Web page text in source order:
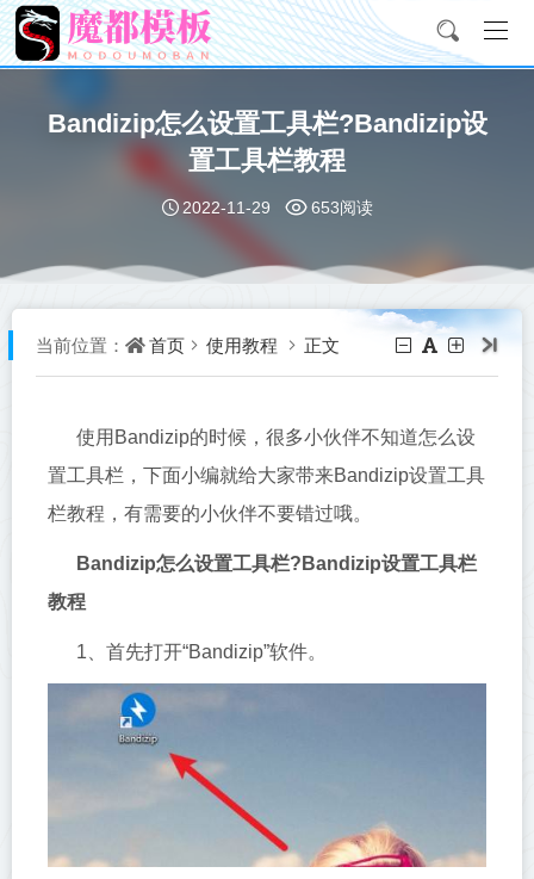
Bandizip怎么设置工具栏?Bandizip设
置工具栏教程
2022-11-29 653阅读
当前位置： 首页 使用教程 正文
使用Bandizip的时候，很多小伙伴不知道怎么设
置工具栏，下面小编就给大家带来Bandizip设置工具
栏教程，有需要的小伙伴不要错过哦。
Bandizip怎么设置工具栏?Bandizip设置工具栏
教程
1、首先打开“Bandizip”软件。